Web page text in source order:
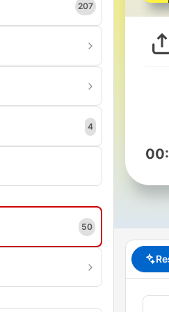
207
4
50